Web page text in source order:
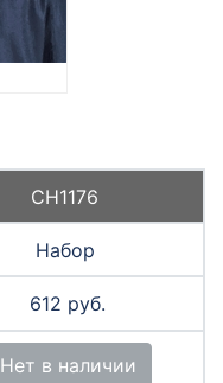
СН1176
Набор
612 руб.
Нет в наличии